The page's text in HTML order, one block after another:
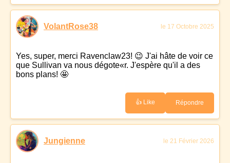
VolantRose38 le 17 Octobre 2025
Yes, super, merci Ravenclaw23! 😉 J'ai hâte de voir ce
que Sullivan va nous dégote«r. J'espère qu'il a des
bons plans! 🤩
👍 Like Répondre
Jungienne le 21 Février 2026